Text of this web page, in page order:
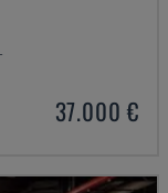
37.000 €